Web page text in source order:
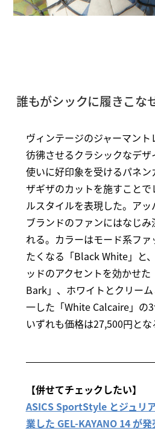
誰もがシックに履きこな
ヴィンテージのジャーマント
彷彿させるクラシックなデ
使いに好印象を受けるパネ
ザギザのカットを施すこと
ルスタイルを表現した。ア
ブランドのファンにはなじ
れる。カラーはモード系フ
たくなる「Black White」と
ッドのアクセントを効かせ
Bark」、ホワイトとクリー
一した「White Calcaire」の3
いずれも価格は27,500円とな
【併せてチェックしたい】
ASICS SportStyle とジュリ
業した GEL-KAYANO 14 が発